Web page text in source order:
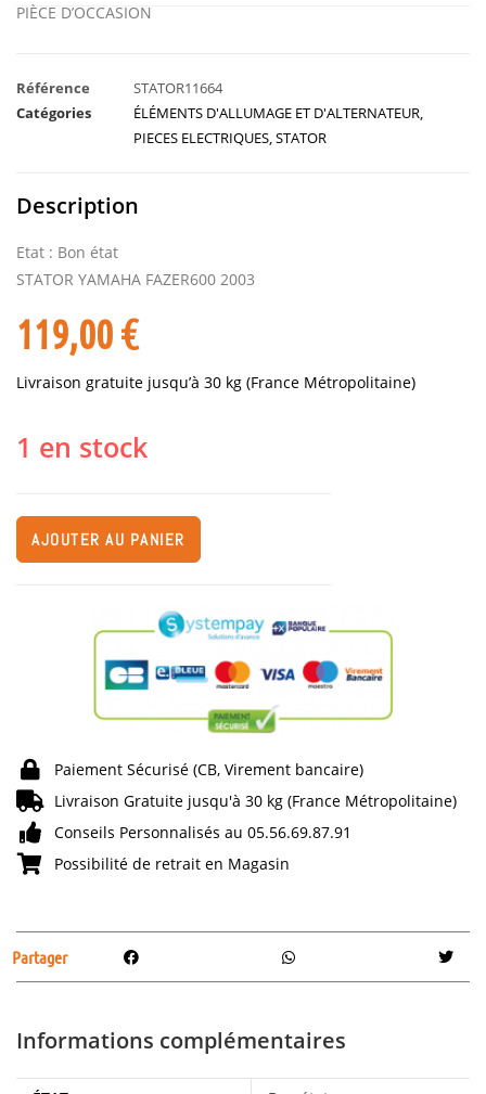
PIÈCE D’OCCASION
Référence
STATOR11664
Catégories
ÉLÉMENTS D'ALLUMAGE ET D'ALTERNATEUR
PIECES ELECTRIQUES STATOR
Description
Etat : Bon état
STATOR YAMAHA FAZER600 2003
119,00€
Livraison gratuite jusqu’à 30 kg (France Métropolitaine)
1 en stock
AJOUTER AU PANIER
Paiement Sécurisé (CB, Virement bancaire)
Livraison Gratuite jusqu'à 30 kg (France Métropolitaine)
Conseils Personnalisés au 05.56.69.87.91
Possibilité de retrait en Magasin
Partager
Informations complémentaires